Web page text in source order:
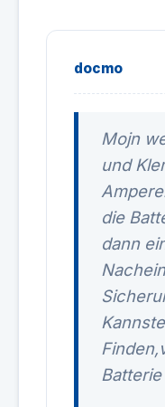
docmo
Mojn
und
die
dann